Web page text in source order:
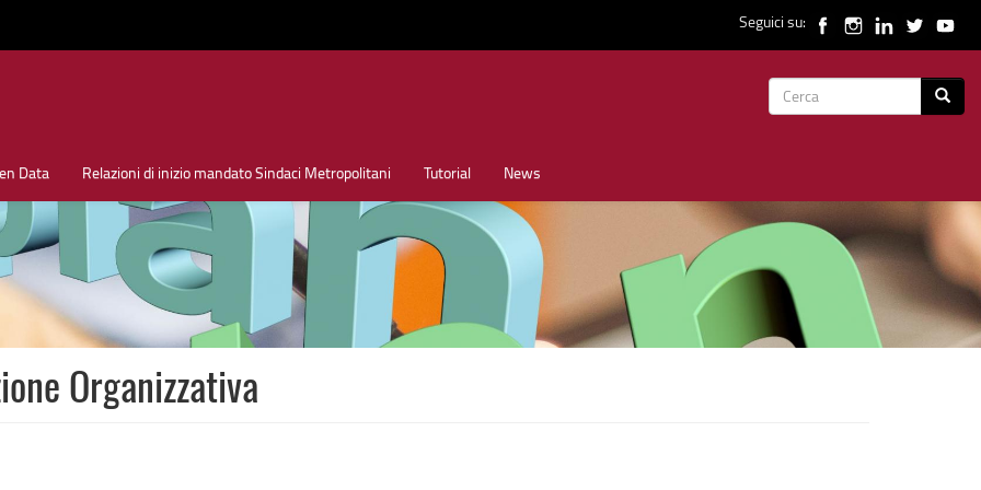
Seguici su:
Form
Data Relazioni di inizio mandato Sindaci Metropolitani Tutorial News
Organizzativa